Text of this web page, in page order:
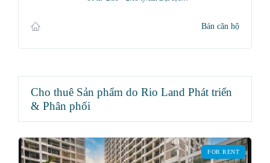
Bán căn hộ
Cho thuê Sản phẩm do Rio Land Phát triển
& Phân phối
FOR RENT